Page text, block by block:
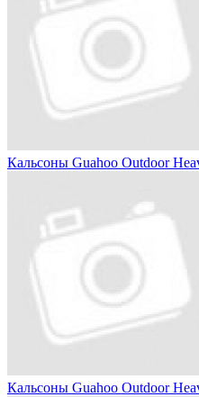
Кальсоны Guahoo Outdoor
Кальсоны Guahoo Outdoor